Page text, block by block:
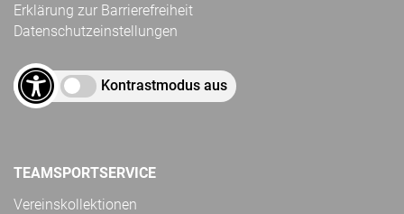
Erklärung zur Barrierefreiheit
Datenschutzeinstellungen
Kontrastmodus aus
TEAMSPORTSERVICE
Vereinskollektionen